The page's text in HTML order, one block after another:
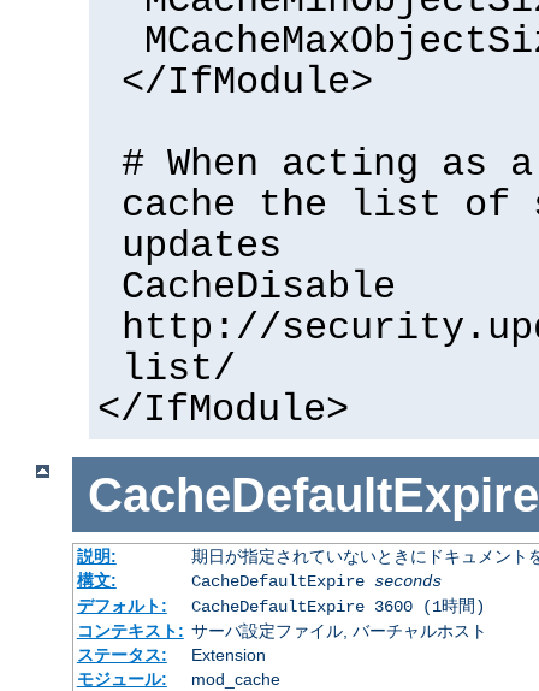
</IfModule>
# When acting as
cache the list of
updates
CacheDisable
http://
list/
</IfModule>
CacheDefaultExpire
説明:
期日が指定されていないときにドキュメント
構文:
CacheDefaultExpire seconds
デフォルト:
CacheDefaultExpire 3600 (1時間)
コンテキスト: サーバ設定ファイル, バーチャルホスト
ステータス:
Extension
モジュール:
mod_cache